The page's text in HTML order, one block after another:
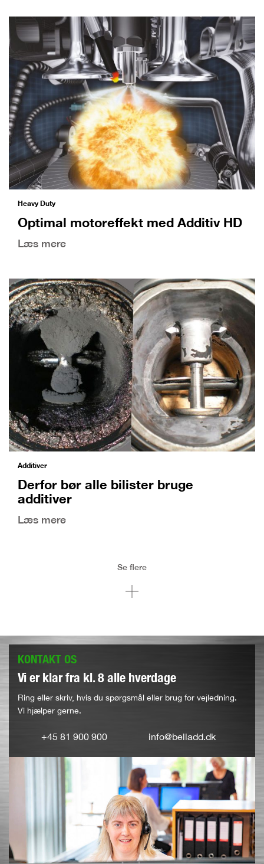
Heavy Duty
Optimal motoreffekt med Additiv HD
Læs mere
Additiver
Derfor bør alle bilister bruge
additiver
Læs mere
Se flere
KONTAKT OS
Vi er klar fra kl. 8 alle hverdage
Ring eller skriv, hvis du spørgsmål eller brug for vejledning.
Vi hjælper gerne.
+45 81 900 900 info@belladd.dk